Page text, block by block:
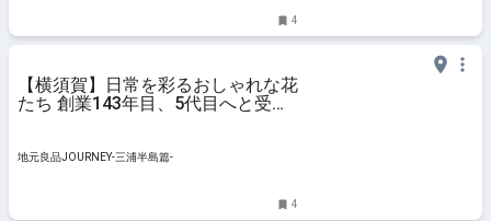
4
【横須賀】日常を彩るおしゃれな花
たち 創業143年目、5代目へと受け
地元良品JOURNEY-三浦半島篇-
4